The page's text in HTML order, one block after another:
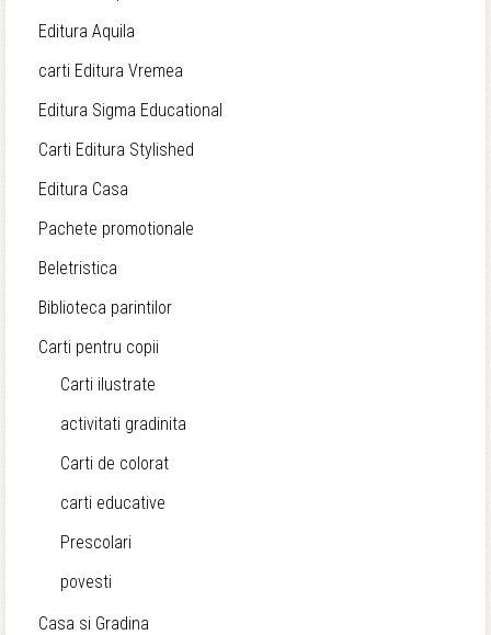
Editura Aquila
carti Editura Vremea
Editura Sigma Educational
Carti Editura Stylished
Editura Casa
Pachete promotionale
Beletristica
Biblioteca parintilor
Carti pentru copii
Carti ilustrate
activitati gradinita
Carti de colorat
carti educative
Prescolari
povesti
Casa si Gradina